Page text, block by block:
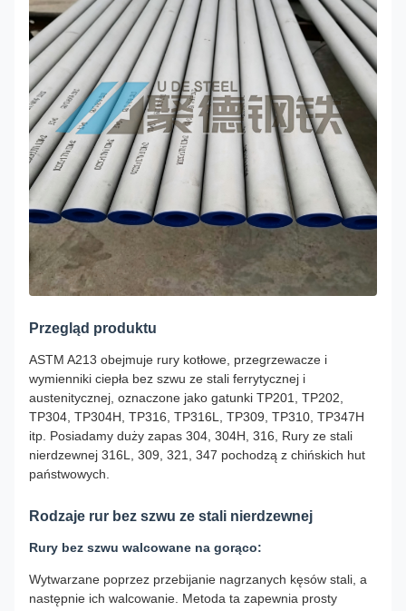
Przegląd produktu
ASTM A213 obejmuje rury kotłowe, przegrzewacze i
wymienniki ciepła bez szwu ze stali ferrytycznej i
austenitycznej, oznaczone jako gatunki TP201, TP202,
TP304, TP304H, TP316, TP316L, TP309, TP310, TP347H
itp. Posiadamy duży zapas 304, 304H, 316, Rury ze stali
nierdzewnej 316L, 309, 321, 347 pochodzą z chińskich hut
państwowych.
Rodzaje rur bez szwu ze stali nierdzewnej
Rury bez szwu walcowane na gorąco:
Wytwarzane poprzez przebijanie nagrzanych kęsów stali, a
następnie ich walcowanie. Metoda ta zapewnia prosty